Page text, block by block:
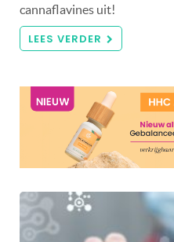
cannaflavines uit!
LEES VERDER